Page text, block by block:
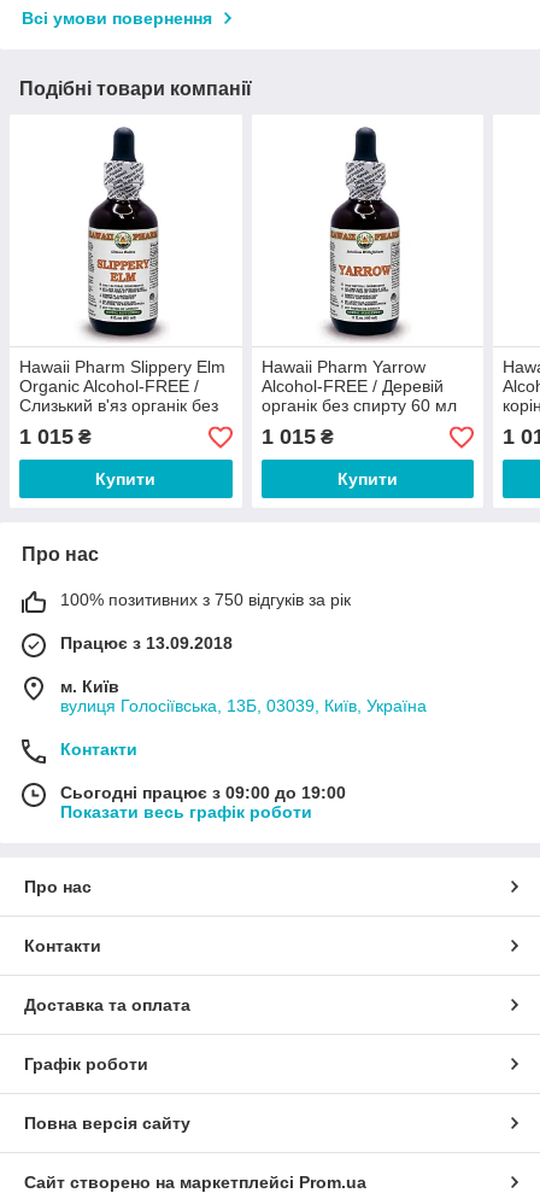
Всі умови повернення
Подібні товари компанії
Hawaii Pharm Slippery Elm
Organic Alcohol-FREE /
Слизький в'яз органік без
спирту 60 мл
1 015 ₴
Купити
Hawaii Pharm Yarrow
Alcohol-FREE / Деревій
органік без спирту 60 мл
1 015₴
Купити
1
Про нас
100% позитивних з 750 відгуків за рік
Працює з 13.09.2018
м. Київ
вулиця Голосіївська, 13Б, 03039, Київ, Україна
Контакти
Сьогодні працює з 09:00 до 19:00
Показати весь графік роботи
Про нас
Контакти
Доставка та оплата
Графік роботи
Повна версія сайту
Сайт створено на маркетплейсі Prom.ua